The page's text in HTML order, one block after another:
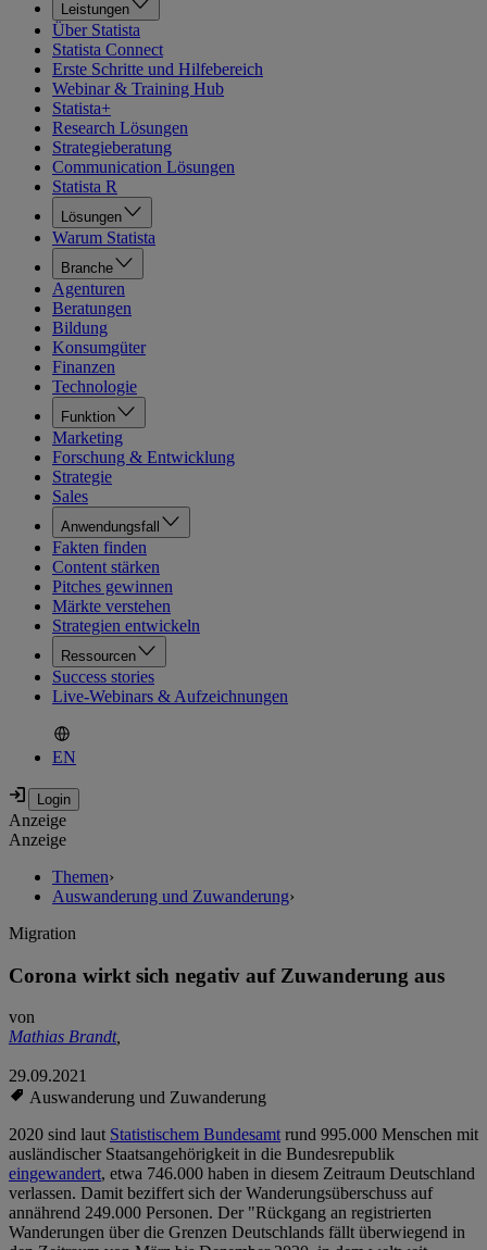
Leistungen
Über Statista
Statista Connect
Erste Schritte und Hilfebereich
Webinar & Training Hub
Statista+
Research Lösungen
Strategieberatung
Communication Lösungen
Statista R
Lösungen
Warum Statista
Branche
Agenturen
Beratungen
Bildung
Konsumgüter
Finanzen
Technologie
Funktion
Marketing
Forschung & Entwicklung
Strategie
Sales
Anwendungsfall
Fakten finden
Content stärken
Pitches gewinnen
Märkte verstehen
Strategien entwickeln
Ressourcen
Success stories
Live-Webinars & Aufzeichnungen
EN
Anzeige
Anzeige
Themen›
Auswanderung und Zuwanderung›
Migration
Corona wirkt sich negativ auf Zuwanderung aus
von
Mathias Brandt,
29.09.2021
Auswanderung und Zuwanderung
2020 sind laut Statistischem Bundesamtrund 995.000 Menschen mit
ausländischer Staatsangehörigkeit in die Bundesrepublik
eingewandert, etwa 746.000 haben in diesem Zeitraum Deutschland
verlassen. Damit beziffert sich der Wanderungsüberschuss auf
annährend 249.000 Personen. Der "Rückgang an registrierten
Wanderungen über die Grenzen Deutschlands fällt überwiegend in